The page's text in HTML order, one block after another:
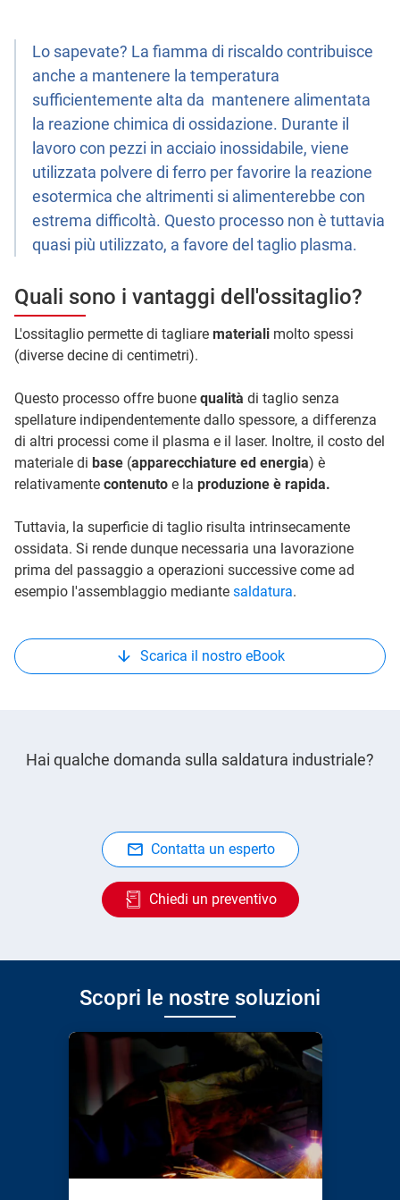
Lo sapevate? La fiamma di riscaldo contribuisce
anche a mantenere la temperatura
sufficientemente alta da mantenere alimentata
la reazione chimica di ossidazione. Durante il
lavoro con pezzi in acciaio inossidabile, viene
utilizzata polvere di ferro per favorire la reazione
esotermica che altrimenti si alimenterebbe con
estrema difficoltà. Questo processo non è tuttavia
quasi più utilizzato, a favore del taglio plasma.
Quali sono i vantaggi dell'ossitaglio?
L'ossitaglio permette di tagliare materiali molto spessi
(diverse decine di centimetri).
Questo processo offre buone qualità di taglio senza
spellature indipendentemente dallo spessore, a differenza
di altri processi come il plasma e il laser. Inoltre, il costo del
materiale di base (apparecchiature ed energia) è
relativamente contenuto e la produzione è rapida.
Tuttavia, la superficie di taglio risulta intrinsecamente
ossidata. Si rende dunque necessaria una lavorazione
prima del passaggio a operazioni successive come ad
esempio l'assemblaggio mediante saldatura.
Scarica il nostro eBook
Hai qualche domanda sulla saldatura industriale?
Contatta un esperto
Chiedi un preventivo
Scopri le nostre soluzioni